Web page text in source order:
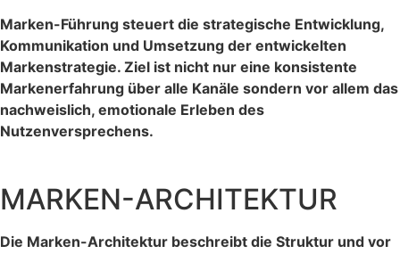
Marken-Führung steuert die strategische Entwicklung,
Kommunikation und Umsetzung der entwickelten
Markenstrategie. Ziel ist nicht nur eine konsistente
Markenerfahrung über alle Kanäle sondern vor allem das
nachweislich, emotionale Erleben des
Nutzenversprechens.
MARKEN-ARCHITEKTUR
Die Marken-Architektur beschreibt die Struktur und vor